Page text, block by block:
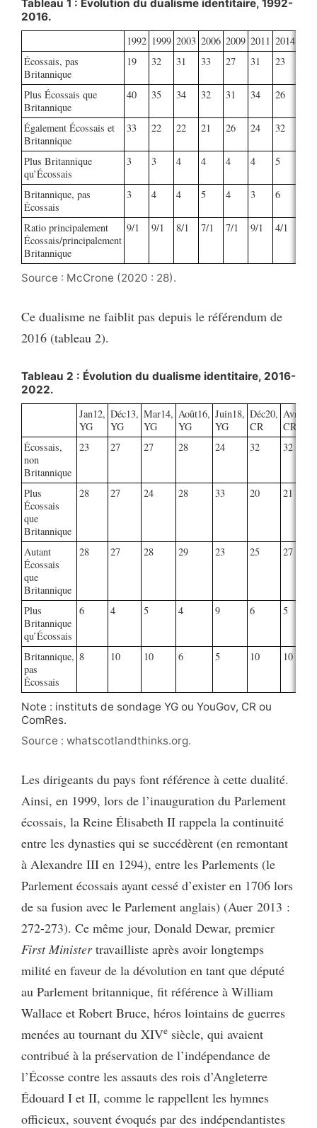
Tableau 1 : Évolution du dualisme identitaire, 1992-
2016.
1992 1999 2003 2006 2009 2011 2014
Écossais, pas
Britannique
19 32 31 33 27 31 23
Plus Écossais que
Britannique
40 35 34 32 31 34 26
Également Écossais et
Britannique
33 22 22 21 26 24 32
Plus Britannique
qu’Écossais
3 3 4 4 4 4 5
Britannique, pas
Écossais
3 4 4 5 4 3 6
Ratio principalement
Écossais/principalement
Britannique
9/1 9/1 8/1 7/1 7/1 9/1 4/1
Source : McCrone (2020 : 28).
Ce dualisme ne faiblit pas depuis le référendum de
2016 (tableau 2).
Tableau 2 : Évolution du dualisme identitaire, 2016-
2022.
Jan12,
YG
Déc13,
YG
Mar14,
YG
Août16,
YG
Juin18,
YG
Déc20,
CR
Avr21,
CR
Écossais,
non
Britannique
23 27 27 28 24 32 32
Plus
Écossais
que
Britannique
28 27 24 28 33 20 21
Autant
Écossais
que
Britannique
28 27 28 29 23 25 27
Plus
Britannique
qu’Écossais
6 4 5 4 9 6 5
Britannique,
pas
Écossais
8 10 10 6 5 10 10
Note : instituts de sondage YG ou YouGov, CR ou
ComRes.
Source : whatscotlandthinks.org.
Les dirigeants du pays font référence à cette dualité.
Ainsi, en 1999, lors de l’inauguration du Parlement
écossais, la Reine Élisabeth II rappela la continuité
entre les dynasties qui se succédèrent (en remontant
à Alexandre III en 1294), entre les Parlements (le
Parlement écossais ayant cessé d’exister en 1706 lors
de sa fusion avec le Parlement anglais) (Auer 2013 :
272-273). Ce même jour, Donald Dewar, premier
First Ministertravailliste après avoir longtemps
milité en faveur de la dévolution en tant que député
au Parlement britannique, fit référence à William
Wallace et Robert Bruce, héros lointains de guerres
menées au tournant du XIVe siècle, qui avaient
contribué à la préservation de l’indépendance de
l’Écosse contre les assauts des rois d’Angleterre
Édouard I et II, comme le rappellent les hymnes
officieux, souvent évoqués par des indépendantistes